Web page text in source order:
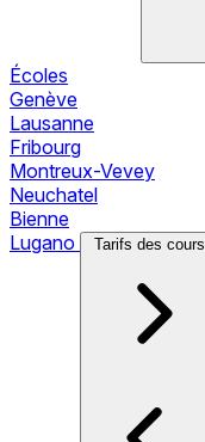
Écoles
Genève
Lausanne
Fribourg
Montreux-Vevey
Neuchatel
Bienne
Lugano
Tarifs des cours